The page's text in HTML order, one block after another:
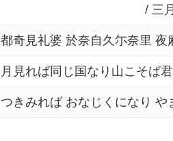
/ 三
都奇見礼婆 於奈自久尓奈里
月見れば同じ国なり山こそば
つきみれば おなじくになり